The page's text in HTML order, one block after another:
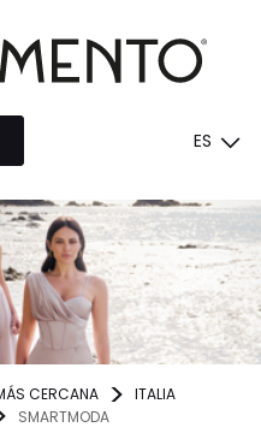
ES
CERCANA
ITALIA
SMARTMODA